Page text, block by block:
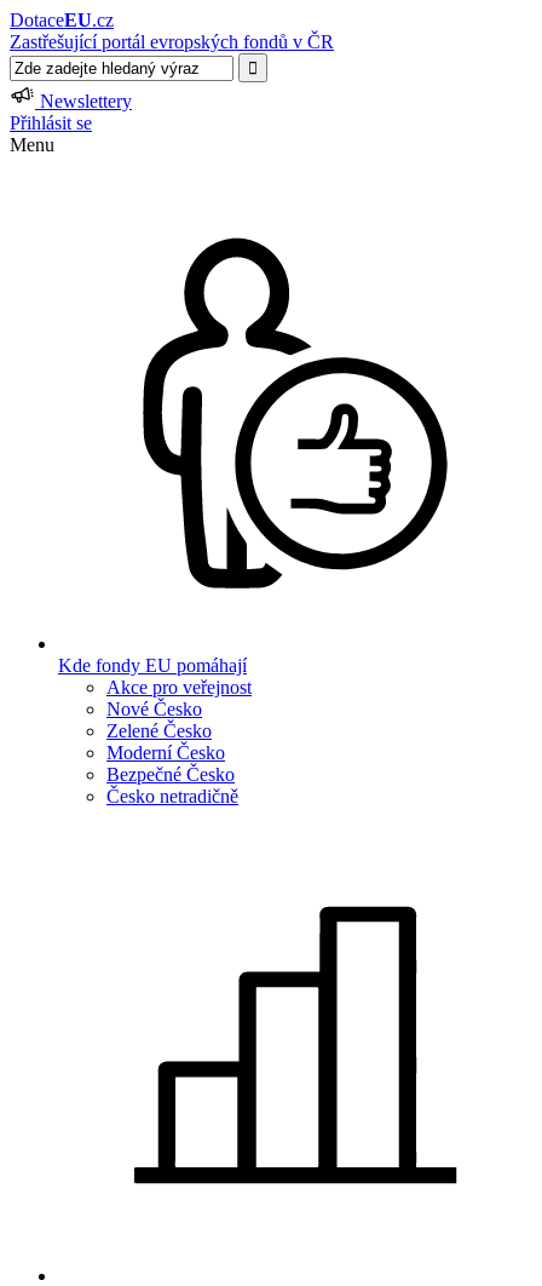
DotaceEU.cz
Zastřešující portál evropských fondů v ČR
Newslettery
Přihlásit se
Menu
Kde fondy EU pomáhají
Akce pro veřejnost
Nové Česko
Zelené Česko
Moderní Česko
Bezpečné Česko
Česko netradičně